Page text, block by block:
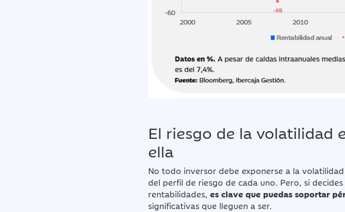
El riesgo de la volatilidad
ella
No todo inversor debe exponerse a la
del perfil de riesgo de cada uno. Pero, si
rentabilidades, es clave que puedas soportar
significativas que lleguen a ser.